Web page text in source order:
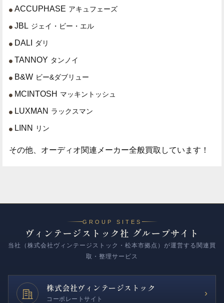
ACCUPHASE アキュフェーズ
JBL ジェイ・ビー・エル
DALI ダリ
TANNOY タンノイ
B&W ビー&ダブリュー
MCINTOSH マッキントッシュ
LUXMAN ラックスマン
LINN リン
その他、オーディオ関連メーカー全般買取しています！
GROUP SITES
ヴィンテージストック社 グループサイト
当社（株式会社ヴィンテージストック・松本市拠点）が運営する関連買
取・整理サービス
株式会社ヴィンテージストック
コーポレートサイト
›